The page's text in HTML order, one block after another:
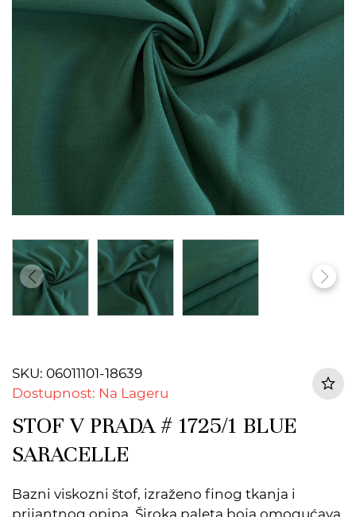
SKU: 06011101-18639
Dostupnost: Na Lageru
STOF V PRADA # 1725/1 BLUE
SARACELLE
Bazni viskozni štof, izraženo finog tkanja i
prijantnog opipa. Široka paleta boja omogućava